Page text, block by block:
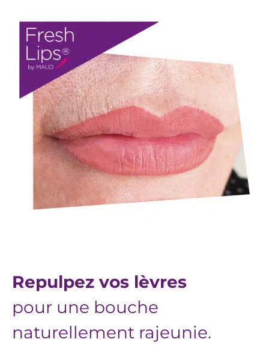
Repulpez vos lèvres
pour une bouche
naturellement rajeunie.